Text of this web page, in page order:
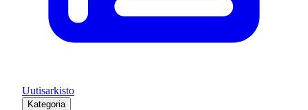
Uutisarkisto
Kategoria